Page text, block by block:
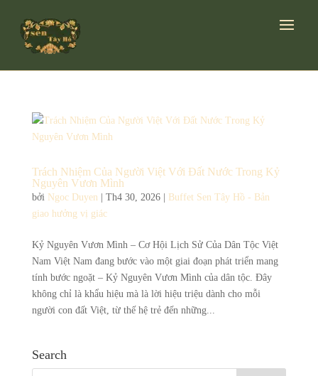
Trách Nhiệm Của Người Việt Với Đất Nước Trong Kỷ
Nguyên Vươn Mình
bởi Ngoc Duyen Th4 30, 2026|
Buffet Sen Tây Hồ - Bản
giao hưởng vị giác
Kỷ Nguyên Vươn Mình – Cơ Hội Lịch Sử Của Dân Tộc Việt
Nam Việt Nam đang bước vào một giai đoạn phát triển mang
tính bước ngoặt – Kỷ Nguyên Vươn Mình của dân tộc. Đây
không chỉ là khẩu hiệu mà là lời hiệu triệu dành cho mỗi
người con đất Việt, từ thế hệ trẻ đến những...
Search